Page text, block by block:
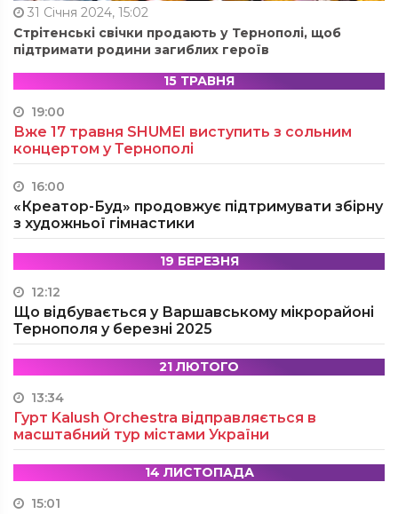
31 Січня 2024, 15:02
Стрітенські свічки продають у Тернополі, щоб
підтримати родини загиблих героїв
15 ТРАВНЯ
19:00
Вже 17 травня SHUMEI виступить з сольним
концертом у Тернополі
16:00
«Креатор-Буд» продовжує підтримувати збірну
з художньої гімнастики
19 БЕРЕЗНЯ
12:12
Що відбувається у Варшавському мікрорайоні
Тернополя у березні 2025
21 ЛЮТОГО
13:34
Гурт Kalush Orchestra відправляється в
масштабний тур містами України
14 ЛИСТОПАДА
15:01